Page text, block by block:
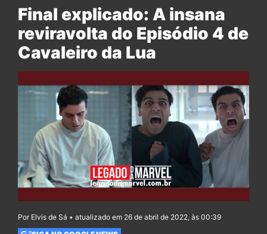
Final explicado: A insana
reviravolta do Episódio 4 de
Cavaleiro da Lua
Por Elvis de Sá • atualizado em 26 de abril de 2022, às 00:39